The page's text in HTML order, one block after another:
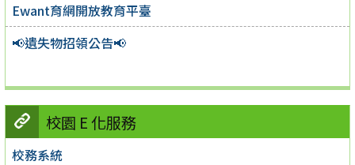
Ewant育網開放教育平臺
📢遺失物招領公告📢
校園 E 化服務
校務系統